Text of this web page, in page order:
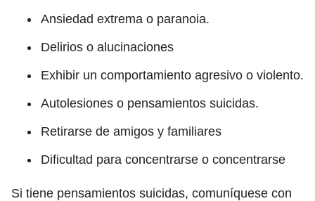
Ansiedad extrema o paranoia.
Delirios o alucinaciones
Exhibir un comportamiento agresivo o violento.
Autolesiones o pensamientos suicidas.
Retirarse de amigos y familiares
Dificultad para concentrarse o concentrarse
Si tiene pensamientos suicidas, comuníquese con